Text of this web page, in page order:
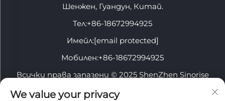
Шенжен, Гуандун, Китай.
Тел:+86-18672994925
Имейл:[email protected]
Мобилен:+86-18672994925
Всички права запазени © 2025 ShenZhen Sinorise
We value your privacy